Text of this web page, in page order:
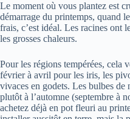
Le moment où vous plantez est
démarrage du printemps, quand
frais, c’est idéal. Les racines ont
les grosses chaleurs.
Pour les régions tempérées, cela
février à avril pour les iris, les
vivaces en godets. Les bulbes de
plutôt à l’automne (septembre à
achetez déjà en pot fleuri au